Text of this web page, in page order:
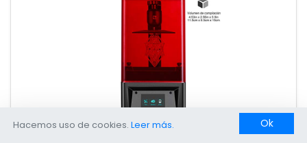
Hacemos uso de cookies. Leer más. Ok